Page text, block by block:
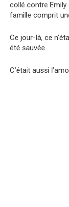
collé contre
famille comprit
Ce jour-là, ce
été sauvée.
C’était aussi